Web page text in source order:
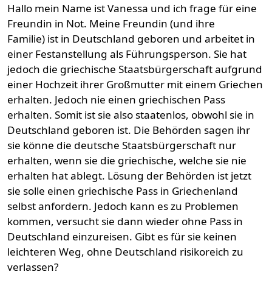
Hallo mein Name ist Vanessa und ich frage für eine
Freundin in Not. Meine Freundin (und ihre
Familie) ist in Deutschland geboren und arbeitet in
einer Festanstellung als Führungsperson. Sie hat
jedoch die griechische Staatsbürgerschaft aufgrund
einer Hochzeit ihrer Großmutter mit einem Griechen
erhalten. Jedoch nie einen griechischen Pass
erhalten. Somit ist sie also staatenlos, obwohl sie in
Deutschland geboren ist. Die Behörden sagen ihr
sie könne die deutsche Staatsbürgerschaft nur
erhalten, wenn sie die griechische, welche sie nie
erhalten hat ablegt. Lösung der Behörden ist jetzt
sie solle einen griechische Pass in Griechenland
selbst anfordern. Jedoch kann es zu Problemen
kommen, versucht sie dann wieder ohne Pass in
Deutschland einzureisen. Gibt es für sie keinen
leichteren Weg, ohne Deutschland risikoreich zu
verlassen?